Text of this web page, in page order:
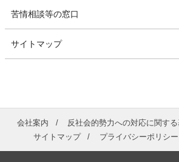
苦情相談等の窓口
サイトマップ
会社案内 反社会的勢力への対応に関す
サイトマップ
プライバシーポリシー